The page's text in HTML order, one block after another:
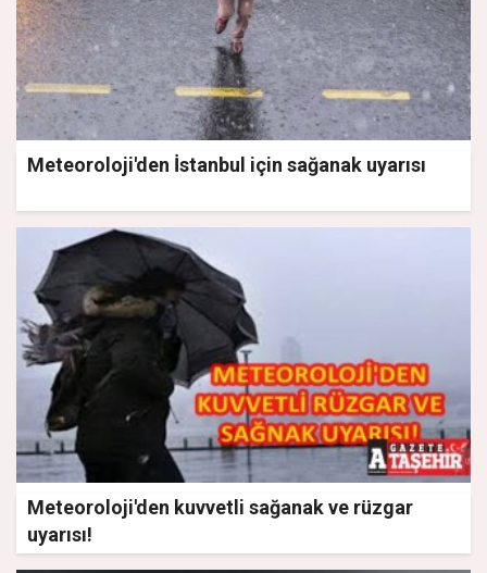
Meteoroloji'den İstanbul için sağanak uyarısı
Meteoroloji'den kuvvetli sağanak ve rüzgar
uyarısı!